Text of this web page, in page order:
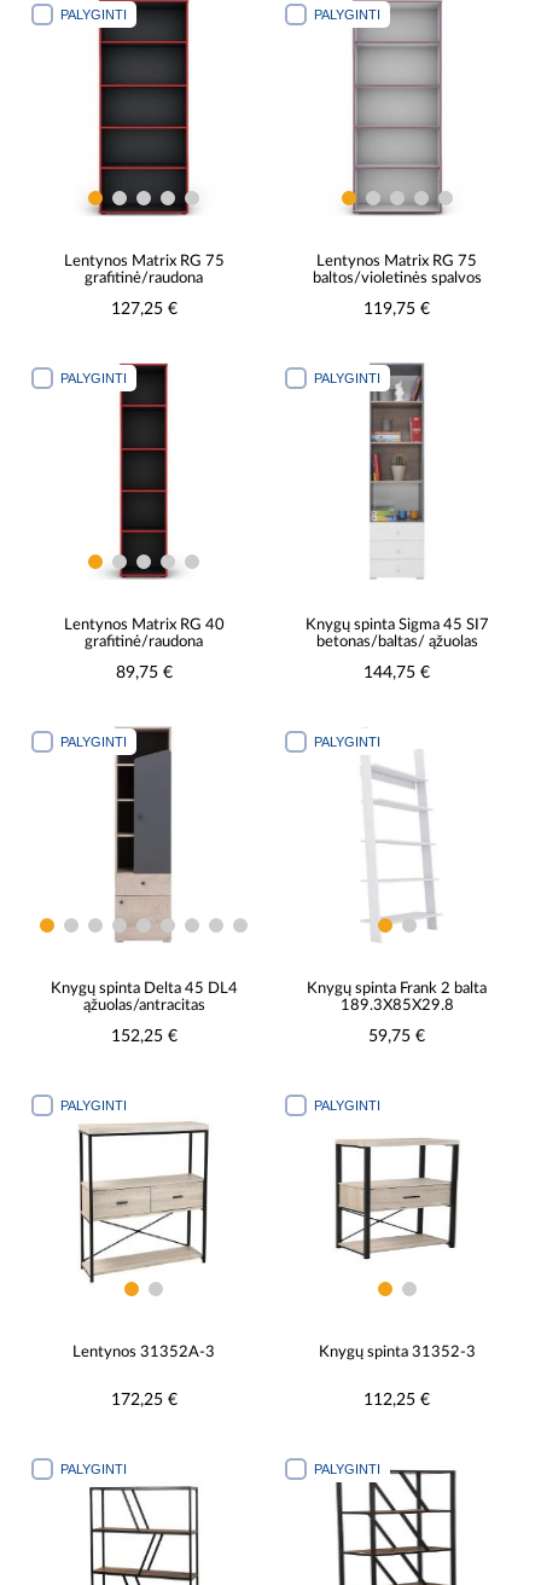
PALYGINTI
Lentynos Matrix RG 75
grafitinė/raudona
127,25 €
PALYGINTI
Lentynos Matrix RG 75
baltos/violetinės spalvos
119,75 €
PALYGINTI
Lentynos Matrix RG 40
grafitinė/raudona
89,75 €
PALYGINTI
Knygų spinta Sigma 45 SI7
betonas/baltas/ ąžuolas
144,75 €
PALYGINTI
Knygų spinta Delta 45 DL4
ąžuolas/antracitas
152,25 €
PALYGINTI
Knygų spinta Frank 2 balta
189.3X85X29.8
59,75 €
PALYGINTI
Lentynos 31352A-3
172,25 €
PALYGINTI
Knygų spinta 31352-3
112,25 €
PALYGINTI PALYGINTI